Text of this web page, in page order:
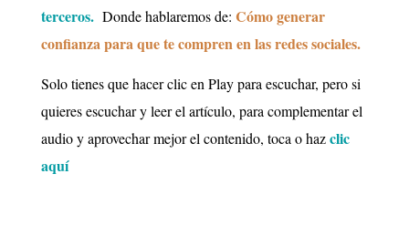
terceros. Dondehablaremos de: Cómo generar
confianza para que te compren en las redes sociales.
Solo tienes que hacer clic en Play para escuchar, pero si
quieres escuchar y leer el artículo, para complementar el
audio y aprovechar mejor el contenido, toca o haz clic
aquí